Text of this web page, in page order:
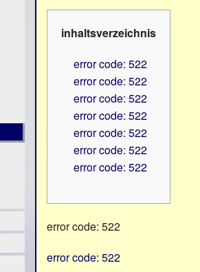
inhaltsverzeichnis
error code: 522
error code: 522
error code: 522
error code: 522
error code: 522
error code: 522
error code: 522
error code: 522
error code: 522